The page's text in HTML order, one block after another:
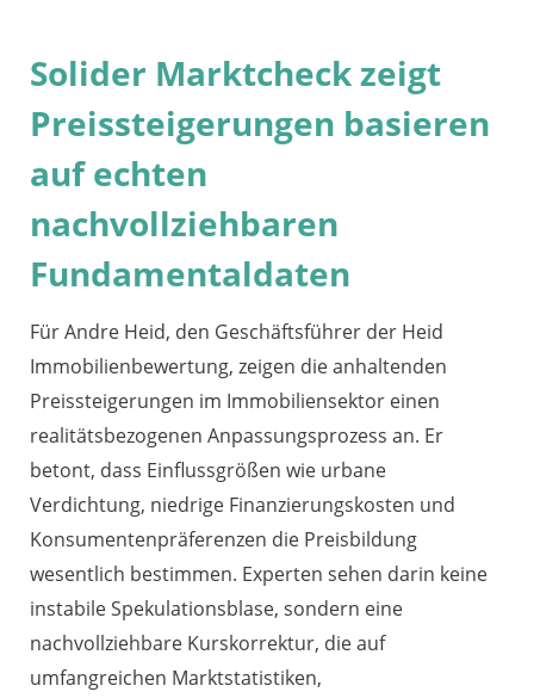
Solider Marktcheck zeigt
Preissteigerungen basieren
auf echten
nachvollziehbaren
Fundamentaldaten
Für Andre Heid, den Geschäftsführer der Heid
Immobilienbewertung, zeigen die anhaltenden
Preissteigerungen im Immobiliensektor einen
realitätsbezogenen Anpassungsprozess an. Er
betont, dass Einflussgrößen wie urbane
Verdichtung, niedrige Finanzierungskosten und
Konsumentenpräferenzen die Preisbildung
wesentlich bestimmen. Experten sehen darin keine
instabile Spekulationsblase, sondern eine
nachvollziehbare Kurskorrektur, die auf
umfangreichen Marktstatistiken,